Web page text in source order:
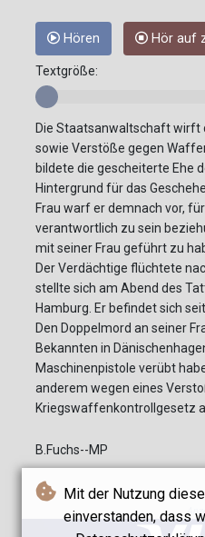
Mit der Nutzung
einverstanden, dass
Hören Hör auf
Textgröße:
Die Staatsanwaltschaft wirft
sowie Verstöße gegen
bildete die gescheiterte Ehe
Hintergrund für das
Frau warf er demnach vor,
verantwortlich zu sein
mit seiner Frau geführt zu
Der Verdächtige flüchtete
stellte sich am Abend des
Hamburg. Er befindet sich
Den Doppelmord an seiner
Bekannten in
Maschinenpistole verübt
anderem wegen eines
Kriegswaffenkontrollgesetz
B.Fuchs--MP